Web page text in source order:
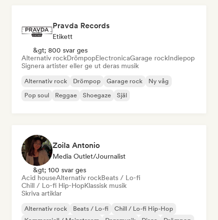
Pravda Records
Etikett
&gt; 800 svar ges
Alternativ rockDrömpopElectronicaGarage rockIndiepop
Signera artister eller ge ut deras musik
Alternativ rock Drömpop Garage rock
Ny våg
Pop soul
Reggae Shoegaze Själ
Zoila Antonio
Media Outlet/Journalist
&gt; 100 svar ges
Acid houseAlternativ rockBeats / Lo-fi
Chill / Lo-fi Hip-HopKlassisk musik
Skriva artiklar
Alternativ rock Beats / Lo-fi
Chill / Lo-fi Hip-Hop